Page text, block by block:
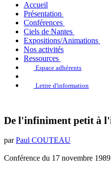
Accueil
Présentation
Conférences
Ciels de Nantes
Expositions/Animations
Nos activités
Ressources
Espace adhérents
Lettre d'information
De l'infiniment petit à
parPaul COUTEAU
Conférence du 17 novembre